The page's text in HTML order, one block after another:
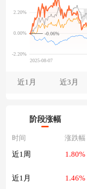
-0.06%
近1月 近3月
阶段涨幅
时间 涨跌幅
近1周 1.80%
近1月 1.46%